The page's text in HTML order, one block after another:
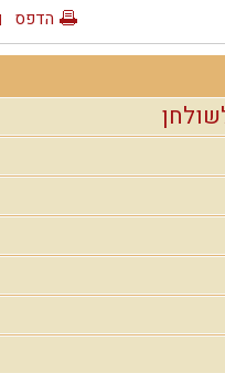
הדפס